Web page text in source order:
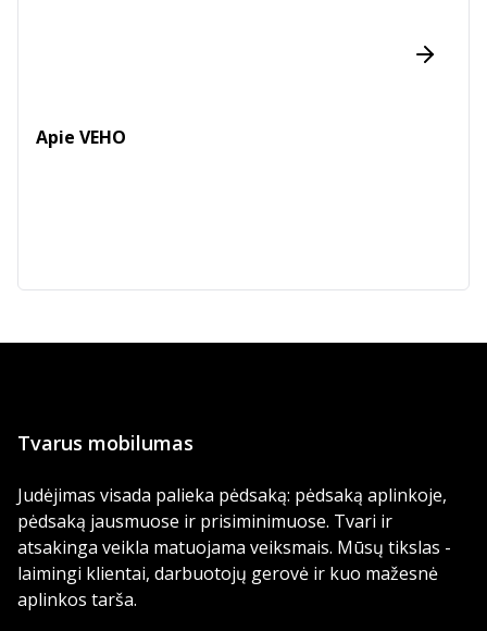
Apie VEHO
Tvarus mobilumas
Judėjimas visada palieka pėdsaką: pėdsaką aplinkoje,
pėdsaką jausmuose ir prisiminimuose. Tvari ir
atsakinga veikla matuojama veiksmais. Mūsų tikslas -
laimingi klientai, darbuotojų gerovė ir kuo mažesnė
aplinkos tarša.